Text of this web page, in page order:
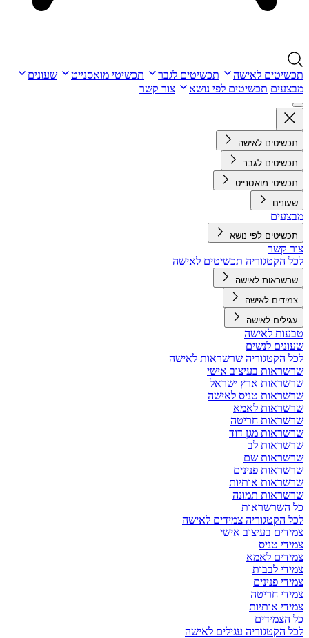
תכשיטים לאישה תכשיטים לגבר תכשיטי מואסנייט
שעונים
מבצעים תכשיטים לפי נושא צור קשר
תכשיטים לאישה
תכשיטים לגבר
תכשיטי מואסנייט
שעונים
מבצעים
תכשיטים לפי נושא
צור קשר
לכל הקטגוריה תכשיטים לאישה
שרשראות לאישה
צמידים לאישה
עגילים לאישה
טבעות לאישה
שעונים לנשים
לכל הקטגוריה שרשראות לאישה
שרשראות בעיצוב אישי
שרשראות ארץ ישראל
שרשראות טניס לאישה
שרשראות לאמא
שרשראות חריטה
שרשראות מגן דוד
שרשראות לב
שרשראות שם
שרשראות פנינים
שרשראות אותיות
שרשראות תמונה
כל השרשראות
לכל הקטגוריה צמידים לאישה
צמידים בעיצוב אישי
צמידי טניס
צמידים לאמא
צמידי לבבות
צמידי פנינים
צמידי חריטה
צמידי אותיות
כל הצמידים
לכל הקטגוריה עגילים לאישה